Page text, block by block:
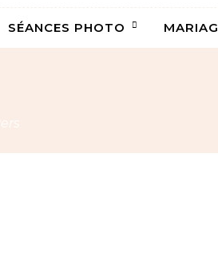
SÉANCES PHOTO